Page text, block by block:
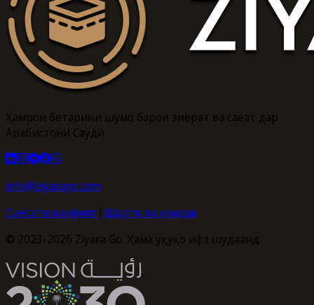
Ҳамроҳи беҳтарини шумо барои зиёрат ва саёҳат дар
Арабистони Саудӣ
info@ziyarago.com
Сиёсати махфият | Шартҳо ва қоидаҳо
© 2023-2026 Ziyara Go. Ҳама ҳуқуқҳо ҳифз шудаанд